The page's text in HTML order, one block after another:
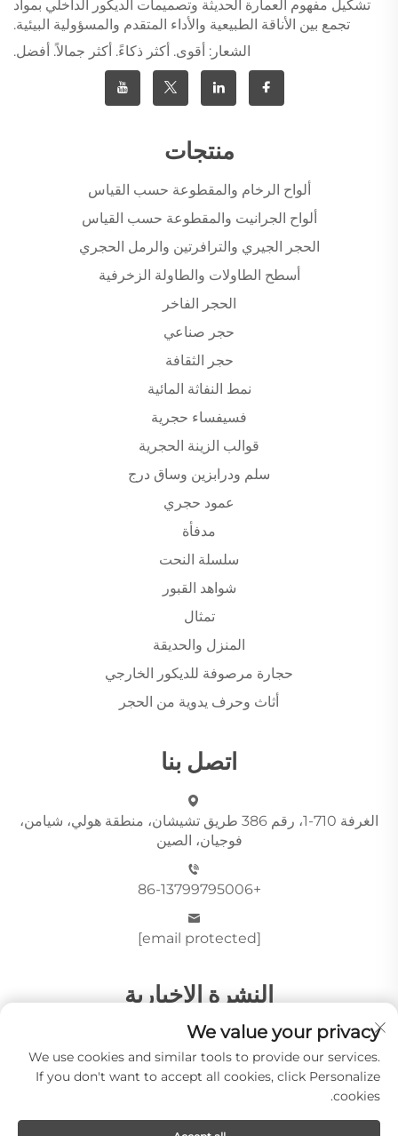
تشكيل مفهوم العمارة الحديثة وتصميمات الديكور الداخلي بمواد
تجمع بين الأناقة الطبيعية والأداء المتقدم والمسؤولية البيئية.
الشعار: أقوى. أكثر ذكاءً. أكثر جمالاً. أفضل.
منتجات
ألواح الرخام والمقطوعة حسب القياس
ألواح الجرانيت والمقطوعة حسب القياس
الحجر الجيري والترافرتين والرمل الحجري
أسطح الطاولات والطاولة الزخرفية
الحجر الفاخر
حجر صناعي
حجر الثقافة
نمط النفاثة المائية
فسيفساء حجرية
قوالب الزينة الحجرية
سلم ودرابزين وساق درج
عمود حجري
مدفأة
سلسلة النحت
شواهد القبور
تمثال
المنزل والحديقة
حجارة مرصوفة للديكور الخارجي
أثاث وحرف يدوية من الحجر
اتصل بنا
الغرفة 710-1، رقم 386 طريق تشيشان، منطقة هولي، شيامن،
فوجيان، الصين
+86-13799795006
[email protected]
النشرة الإخبارية
أرسِل
We value your privacy
We use cookies and similar tools to provide our services.
If you don't want to accept all cookies, click Personalize
cookies.